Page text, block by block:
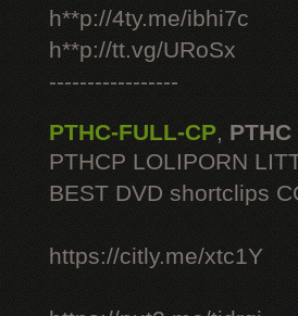
h**p://4ty.me/ibhi7c
h**p://tt.vg/URoSx
-----------------
PTHC-FULL-CP,
PTHCP LOLIPORN
BEST DVD shortclips
https://citly.me/xtc1Y